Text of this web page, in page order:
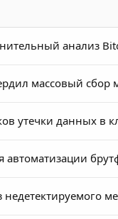
анализ
массовый сбор
утечки данных в
автоматизации